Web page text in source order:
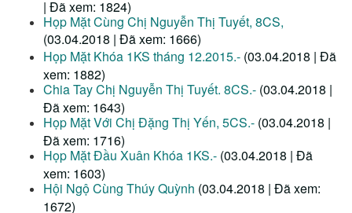
| Đã xem: 1824)
Họp Mặt Cùng Chị Nguyễn Thị Tuyết, 8CS,
(03.04.2018 | Đã xem: 1666)
Họp Mặt Khóa 1KS tháng 12.2015.- (03.04.2018 | Đã
xem: 1882)
Chia Tay Chị Nguyễn Thị Tuyết. 8CS.- (03.04.2018 |
Đã xem: 1643)
Họp Mặt Với Chị Đặng Thị Yến, 5CS.- (03.04.2018 |
Đã xem: 1716)
Họp Mặt Đầu Xuân Khóa 1KS.- (03.04.2018 | Đã
xem: 1603)
Hội Ngộ Cùng Thúy Quỳnh (03.04.2018 | Đã xem:
1672)